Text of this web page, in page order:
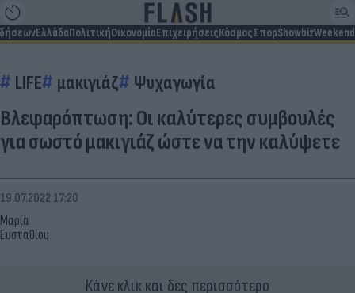
ΕλλάδαΠολιτικήΟικονομίαΕπιχειρήσειςΚόσμοςΣπορShowbizWeekend
LIFE μακιγιάζ Ψυχαγωγία
Βλεφαρόπτωση: Οι καλύτερες συμβουλές
για σωστό μακιγιάζ ώστε να την καλύψετε
Μαρία
Ευσταθίου
19.07.2022 17:20
Κάνε κλικ και δες περισσότερο